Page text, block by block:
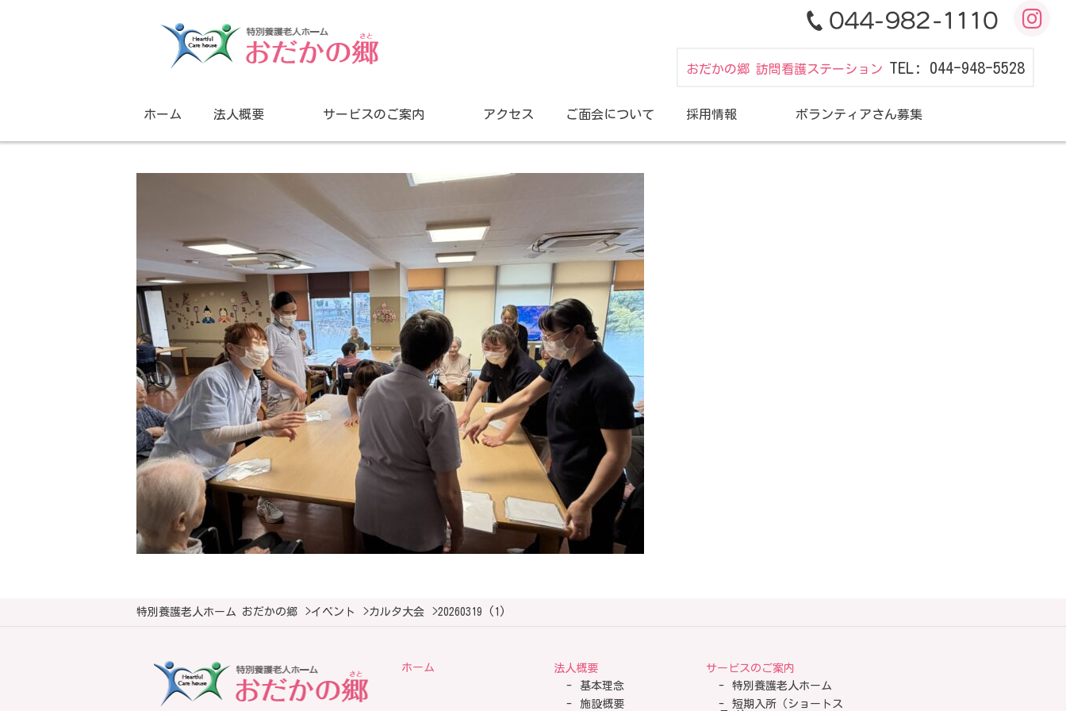
おだかの郷 訪問看護ステーション TEL: 044-948-5528
ホーム 法人概要 サービスのご案内 アクセス ご面会について 採用情報 ボランティアさん募集
特別養護老人ホーム おだかの郷 >イベント >カルタ大会 >20260319 (1)
ホーム
法人概要
基本理念
施設概要
サービスのご案内
特別養護老人ホーム
短期入所（ショートス